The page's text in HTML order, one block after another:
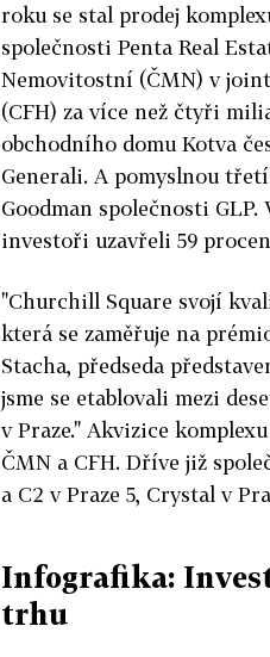
roku se stal prodej
společnosti Penta Real
Nemovitostní (ČMN) v
(CFH) za více než čtyři
obchodního domu Kotva
Generali. A pomyslnou
Goodman společnosti
investoři uzavřeli 59
"Churchill Square svojí
která se zaměřuje na
Stacha, předseda
jsme se etablovali mezi
v Praze." Akvizice
ČMN a CFH. Dříve již
a C2 v Praze 5, Crystal v
Infografika:
trhu